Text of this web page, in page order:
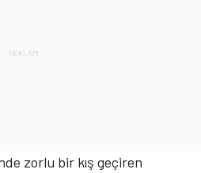
zorlu bir kış geçiren